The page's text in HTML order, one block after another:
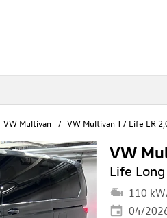
VW Multivan VW Multivan T7 Life LR
VW
Life
110
04/